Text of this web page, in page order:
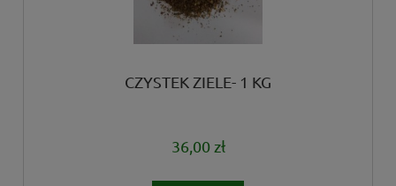
CZYSTEK ZIELE- 1 KG
36,00 zł